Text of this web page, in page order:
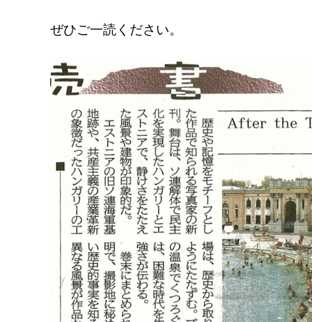
ぜひご一読ください。